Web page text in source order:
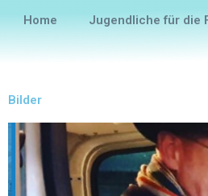
Home Jugendliche für die
Bilder